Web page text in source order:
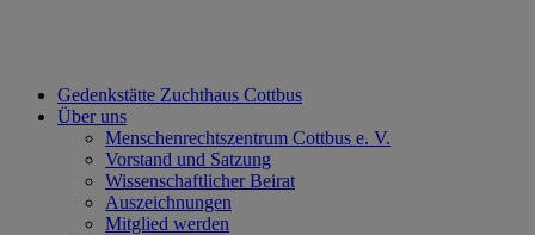
Gedenkstätte Zuchthaus Cottbus
Über uns
Menschenrechtszentrum Cottbus e. V.
Vorstand und Satzung
Wissenschaftlicher Beirat
Auszeichnungen
Mitglied werden